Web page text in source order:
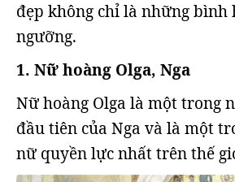
đẹp không chỉ là những bình
ngưỡng.
1. Nữ hoàng Olga, Nga
Nữ hoàng Olga là một trong
đầu tiên của Nga và là một
nữ quyền lực nhất trên thế